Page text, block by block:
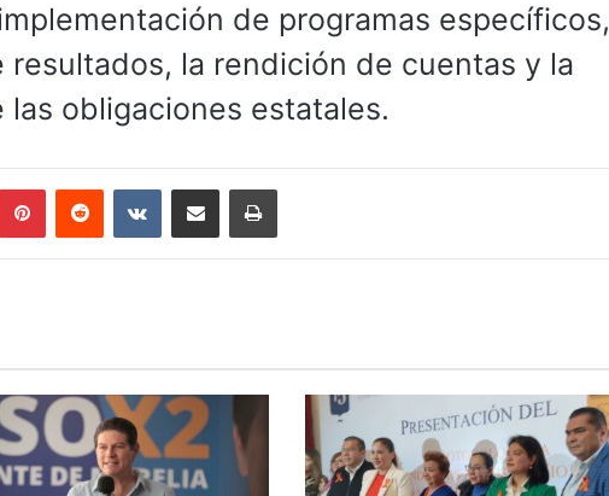
de programas específicos,
la rendición de cuentas y la
obligaciones estatales.
PinterestReddit VKontakteCompartir por correo electrónicoImprimir